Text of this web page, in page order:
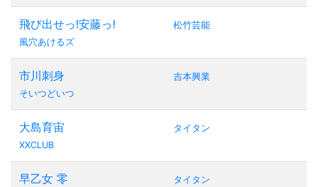
飛び出せっ!安藤っ!
風穴あけるズ
松竹芸能
市川刺身
そいつどいつ
吉本興業
大島育宙
XXCLUB
タイタン
早乙女 零 タイタン